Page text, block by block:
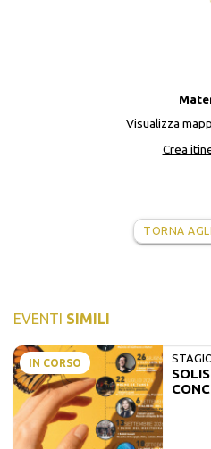
Visualizza
Crea
TORNA
EVENTI SIMILI
IN CORSO
MATE